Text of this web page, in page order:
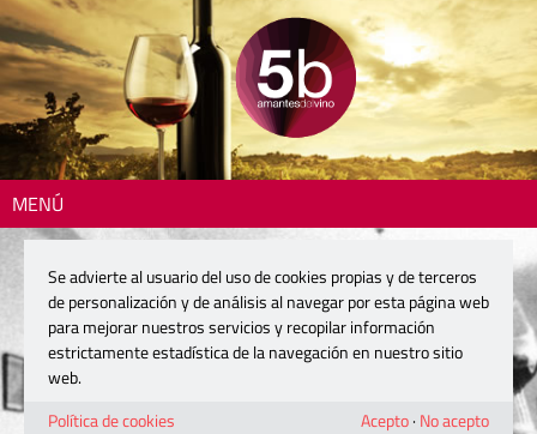
MENÚ
Se advierte al usuario del uso de cookies propias y de terceros
de personalización y de análisis al navegar por esta página web
para mejorar nuestros servicios y recopilar información
estrictamente estadística de la navegación en nuestro sitio
web.
Política de cookies
Acepto· No acepto